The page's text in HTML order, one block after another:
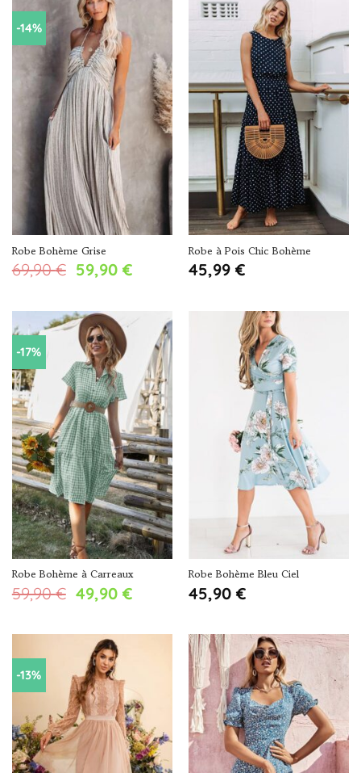
était :
52,99 €.
-14%
Robe Bohème Grise
69,90€ Le
initial
était :
69,90 €.
59,90 €Le
est :
59,90 €.
Robe à Pois Chic Bohème
45,99 €
-17%
Robe Bohème à Carreaux
59,90€ Le
initial
était :
59,90 €.
49,90 €Le
actuel
Robe Bohème Bleu Ciel
45,90 €
-13%